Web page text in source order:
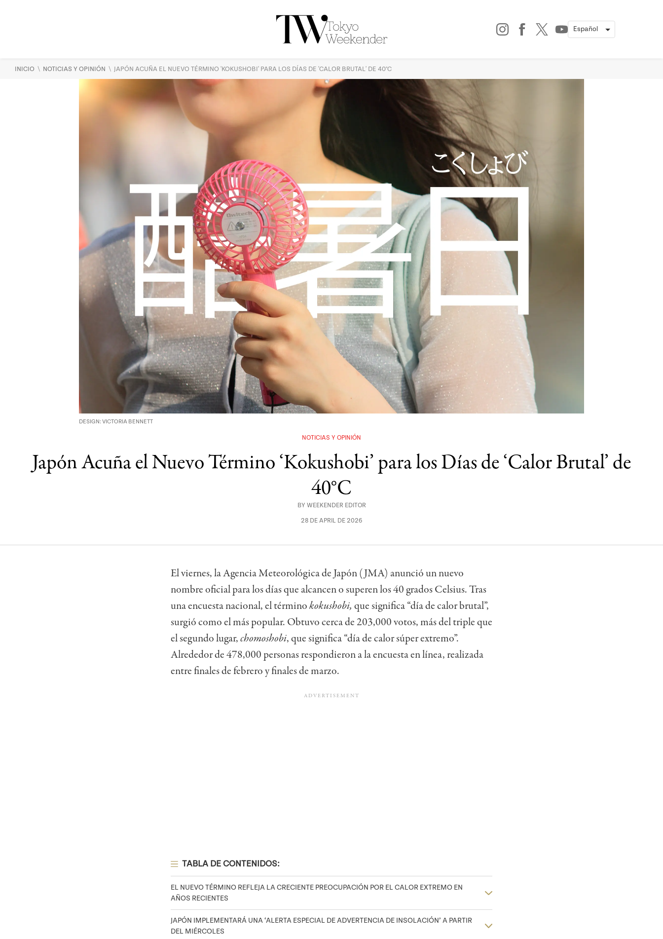
INICIO \ NOTICIAS Y OPINIÓN \ JAPÓN ACUÑA EL NUEVO TÉRMINO 'KOKUSHOBI' PARA LOS DÍAS DE 'CALOR BRUTAL' DE 40°C
DESIGN: VICTORIA BENNETT
NOTICIAS Y OPINIÓN
Japón Acuña el Nuevo Término ‘Kokushobi’ para los Días de ‘Calor Brutal’ de
40°C
BY WEEKENDER EDITOR
28 DE APRIL DE 2026
El viernes, la Agencia Meteorológica de Japón (JMA) anunció un nuevo
nombre oficial para los días que alcancen o superen los 40 grados Celsius. Tras
una encuesta nacional, el términokokushobi, que significa “día de calor brutal”,
surgió como el más popular. Obtuvo cerca de 203,000 votos, más del triple que
el segundo lugar,chomoshobi, que significa “día de calor súper extremo”.
Alrededor de 478,000 personas respondieron a la encuesta en línea, realizada
entre finales de febrero y finales de marzo.
TABLA DE CONTENIDOS:
EL NUEVO TÉRMINO REFLEJA LA CRECIENTE PREOCUPACIÓN POR EL CALOR EXTREMO EN
AÑOS RECIENTES
JAPÓN IMPLEMENTARÁ UNA ‘ALERTA ESPECIAL DE ADVERTENCIA DE INSOLACIÓN’ A PARTIR
DEL MIÉRCOLES